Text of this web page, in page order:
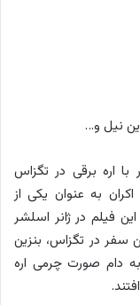
نیل و…
با اره برقی در تگزاس
به عنوان یکی از
فیلم در ژانر اسلشر
در تگزاس، بنزین
دام صورت چرمی اره